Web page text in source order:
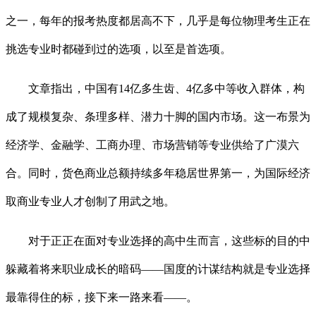
之一，每年的报考热度都居高不下，几乎是每位物理考生正在
挑选专业时都碰到过的选项，以至是首选项。
文章指出，中国有14亿多生齿、4亿多中等收入群体，构
成了规模复杂、条理多样、潜力十脚的国内市场。这一布景为
经济学、金融学、工商办理、市场营销等专业供给了广漠六
合。同时，货色商业总额持续多年稳居世界第一，为国际经济
取商业专业人才创制了用武之地。
对于正正在面对专业选择的高中生而言，这些标的目的中
躲藏着将来职业成长的暗码——国度的计谋结构就是专业选择
最靠得住的标，接下来一路来看——。